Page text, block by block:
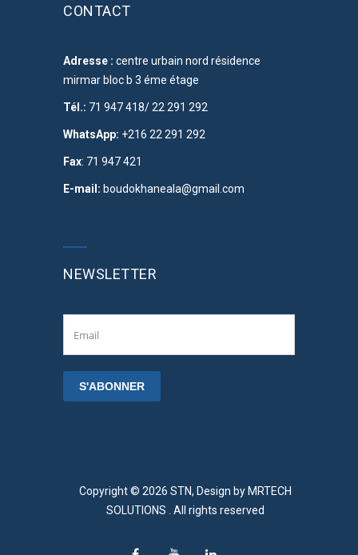
CONTACT
Adresse : centre urbain nord résidence
mirmar bloc b 3 éme étage
Tél.: 71 947 418/ 22 291 292
WhatsApp: +216 22 291 292
Fax: 71 947 421
E-mail: boudokhaneala@gmail.com
NEWSLETTER
Copyright © 2026 STN, Design by MRTECH
SOLUTIONS . All rights reserved